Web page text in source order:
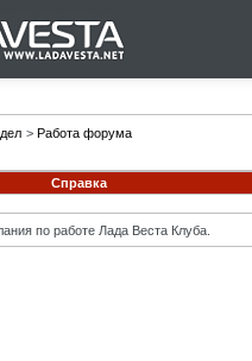
> Работа форума
Справка
по работе Лада Веста Клуба.